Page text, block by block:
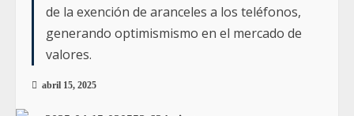
de la exención de aranceles a los teléfonos,
generando optimismismo en el mercado de
valores.
abril 15, 2025